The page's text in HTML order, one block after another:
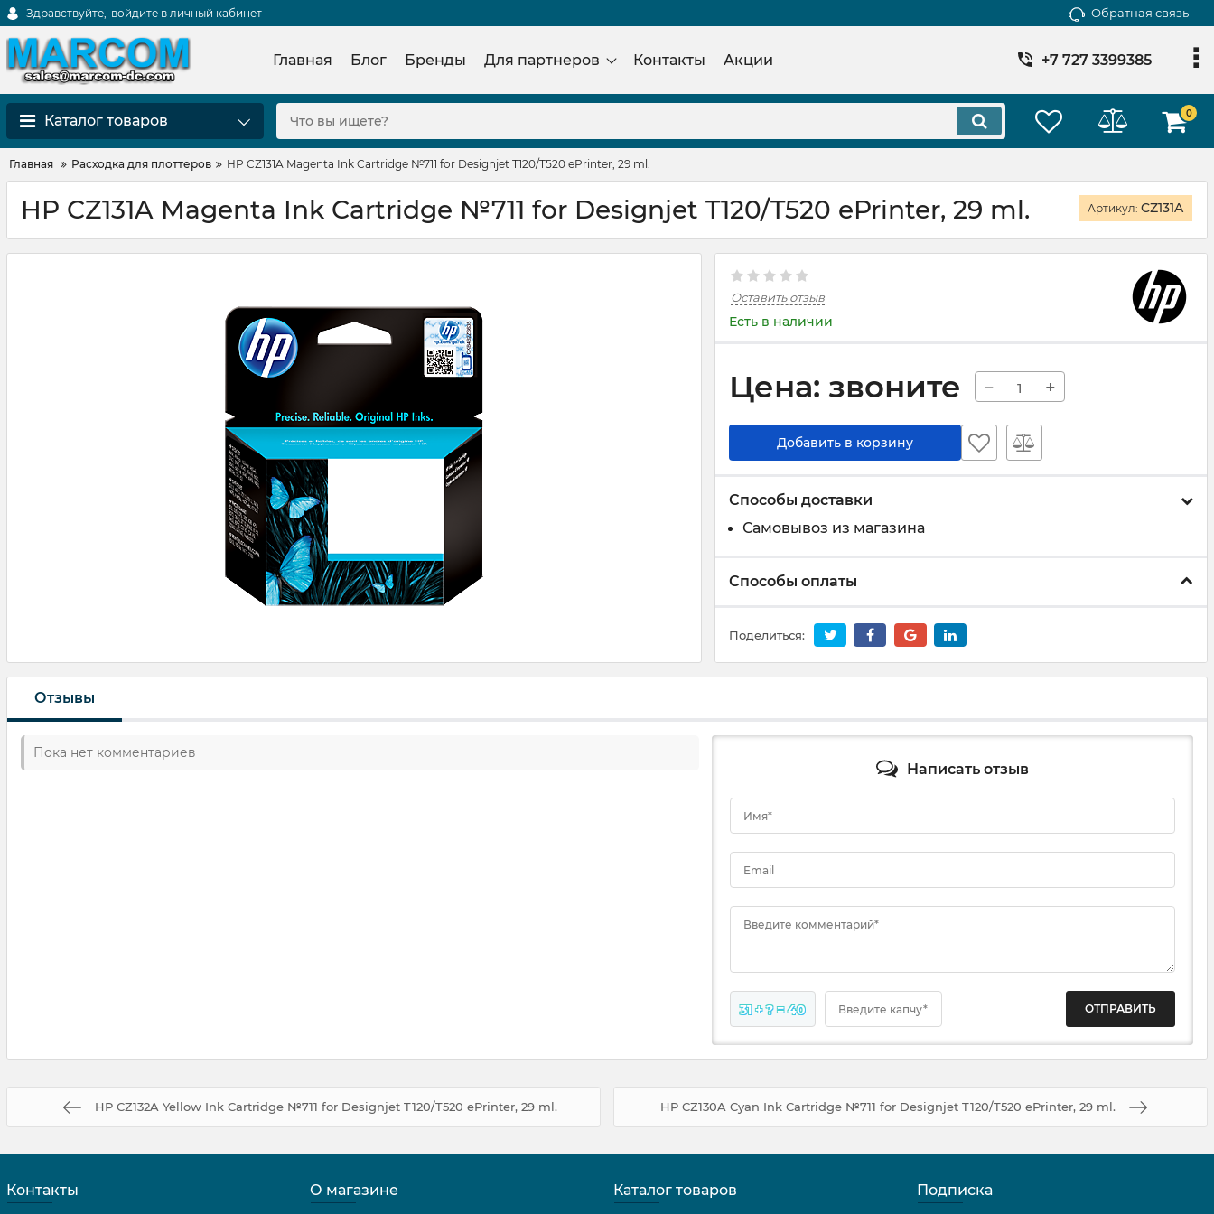
Здравствуйте, войдите в личный кабинет Обратная связь
Главная Блог Бренды Для партнеров Контакты Акции +7 727 3399385
Каталог товаров 0
Главная Расходка для плоттеров HP CZ131A Magenta Ink Cartridge №711 for Designjet T120/T520 ePrinter, 29 ml.
HP CZ131A Magenta Ink Cartridge №711 for Designjet T120/T520 ePrinter, 29 ml. Артикул: CZ131A
Оставить отзыв
Есть в наличии
Цена: звоните − +
Добавить в корзину
Способы доставки
Самовывоз из магазина
Способы оплаты
Поделиться:
Отзывы
Пока нет комментариев
Написать отзыв
Имя*
Email
Введите комментарий*
31 + ? = 40 Введите капчу*
HP CZ132A Yellow Ink Cartridge №711 for Designjet T120/T520 ePrinter, 29 ml. HP CZ130A Cyan Ink Cartridge №711 for Designjet T120/T520 ePrinter, 29 ml.
Контакты О магазине Каталог товаров Подписка